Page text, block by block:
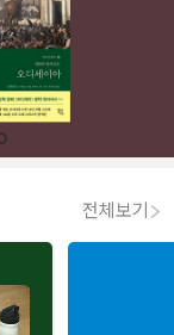
전체보기